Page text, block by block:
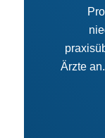
Ärzte